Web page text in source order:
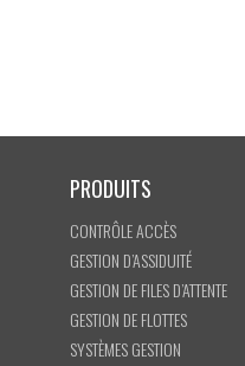
PRODUITS
CONTRÔLE ACCÈS
GESTION D’ASSIDUITÉ
GESTION DE FILES D’ATTENTE
GESTION DE FLOTTES
SYSTÈMES GESTION